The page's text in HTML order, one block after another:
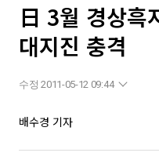
日 3월 경상흑
대지진 충격
수정 2011-05-12 09:44
배수경 기자